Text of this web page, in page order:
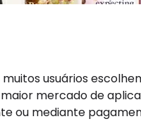
muitos usuários
mercado de
ou mediante